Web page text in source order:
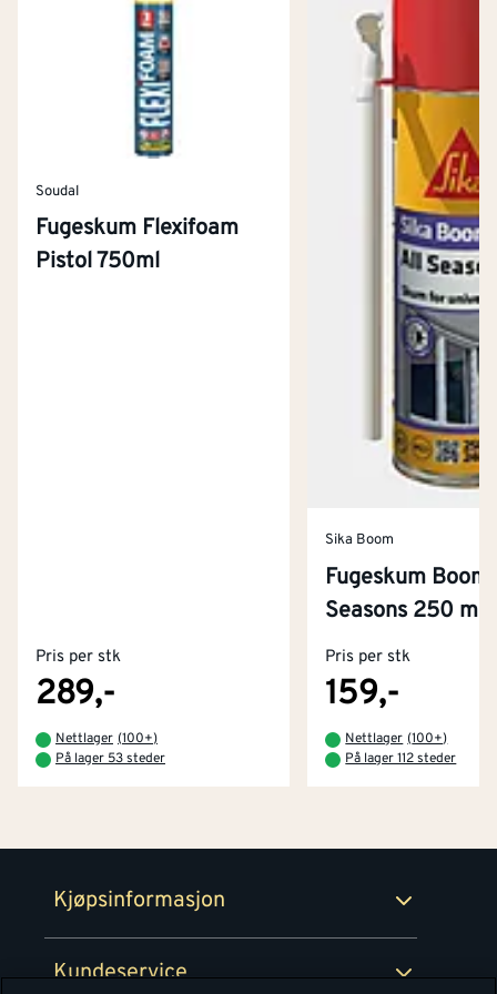
Soudal
Fugeskum Flexifoam
Pistol 750ml
Pris per stk
289,-
Nettlager (100+)
På lager 53 steder
Sika Boom
Fugeskum
Seasons 250 ml
Pris per stk
159,-
Nettlager (100+)
På lager 112 steder
Kjøpsinformasjon
Kjøpsbetingelser
Retur- og angrerettsskjema
Kundeservice
Tjenester
Montér Klubb
Byggevarehus og åpningstider
Prismatch
Personvern